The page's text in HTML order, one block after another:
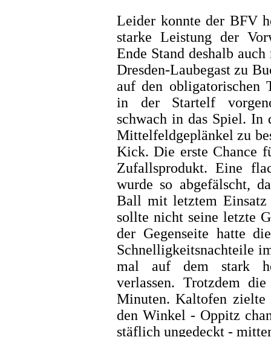
Leider konnte der BFV
starke Leistung der
Ende Stand deshalb
Dresden-Laubegast zu
auf den obligatorischen
in der Startelf
schwach in das Spiel. In
Mittelfeldgeplänkel zu
Kick. Die erste Chance
Zufallsprodukt. Eine
wurde so abgefälscht,
Ball mit letztem Einsatz
sollte nicht seine letzte
der Gegenseite hatte
Schnelligkeitsnachteile
mal auf dem stark
verlassen. Trotzdem
Minuten. Kaltofen zielte
den Winkel - Oppitz
stäflich ungedeckt -